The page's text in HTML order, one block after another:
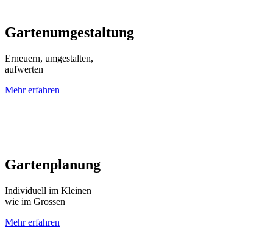
Gartenumgestaltung
Erneuern, umgestalten,
aufwerten
Mehr erfahren
Gartenplanung
Individuell im Kleinen
wie im Grossen
Mehr erfahren